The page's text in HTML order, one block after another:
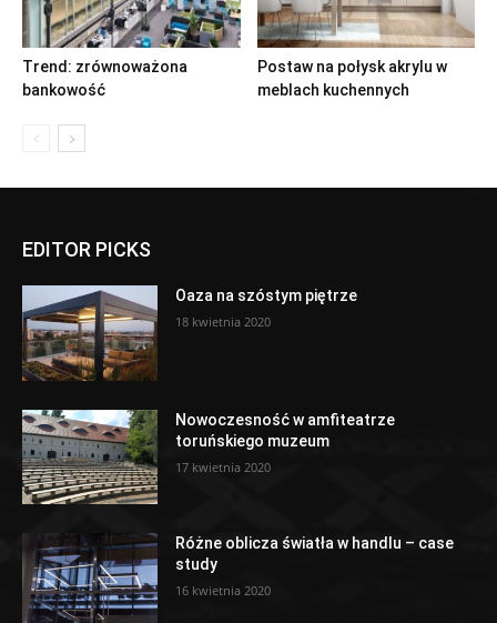
Trend: zrównoważona
bankowość
Postaw na połysk akrylu w
meblach kuchennych
EDITOR PICKS
Oaza na szóstym piętrze
18 kwietnia 2020
Nowoczesność w amfiteatrze
toruńskiego muzeum
17 kwietnia 2020
Różne oblicza światła w handlu – case
study
16 kwietnia 2020